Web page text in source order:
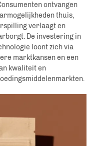
ontvangen
thuis,
verlaagt en
De investering in
loont zich via
marktkansen en een
kwaliteit en